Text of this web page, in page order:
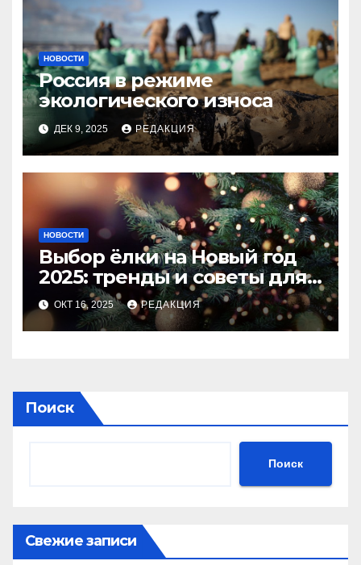
НОВОСТИ
Россия в режиме
экологического износа
ДЕК 9, 2025 РЕДАКЦИЯ
НОВОСТИ
Выбор ёлки на Новый год
2025: тренды и советы для
идеального праздника
ОКТ 16, 2025 РЕДАКЦИЯ
Поиск
Поиск
Свежие записи